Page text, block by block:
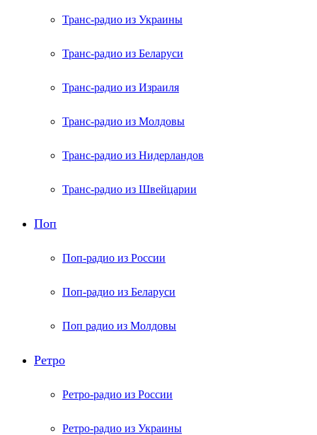
Транс-радио из Украины
Транс-радио из Беларуси
Транс-радио из Израиля
Транс-радио из Молдовы
Транс-радио из Нидерландов
Транс-радио из Швейцарии
Поп
Поп-радио из России
Поп-радио из Беларуси
Поп радио из Молдовы
Ретро
Ретро-радио из России
Ретро-радио из Украины